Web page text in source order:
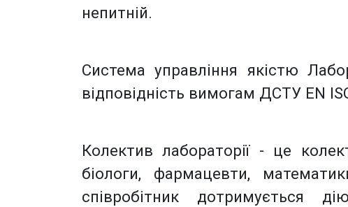
непитній.
Система управління якістю
відповідність вимогам ДСТУ EN
Колектив лабораторії - це
біологи, фармацевти,
співробітник дотримується